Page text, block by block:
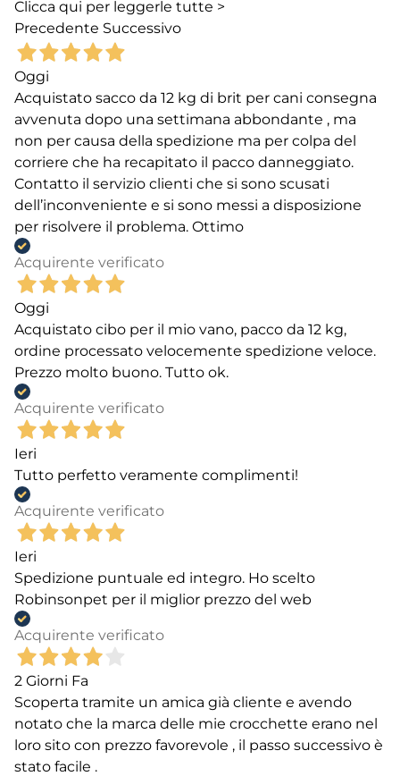
Clicca qui per leggerle tutte >
Precedente Successivo
Oggi
Acquistato sacco da 12 kg di brit per cani consegna
avvenuta dopo una settimana abbondante , ma
non per causa della spedizione ma per colpa del
corriere che ha recapitato il pacco danneggiato.
Contatto il servizio clienti che si sono scusati
dell’inconveniente e si sono messi a disposizione
per risolvere il problema. Ottimo
Acquirente verificato
Oggi
Acquistato cibo per il mio vano, pacco da 12 kg,
ordine processato velocemente spedizione veloce.
Prezzo molto buono. Tutto ok.
Acquirente verificato
Ieri
Tutto perfetto veramente complimenti!
Acquirente verificato
Ieri
Spedizione puntuale ed integro. Ho scelto
Robinsonpet per il miglior prezzo del web
Acquirente verificato
2 Giorni Fa
Scoperta tramite un amica già cliente e avendo
notato che la marca delle mie crocchette erano nel
loro sito con prezzo favorevole , il passo successivo è
stato facile .